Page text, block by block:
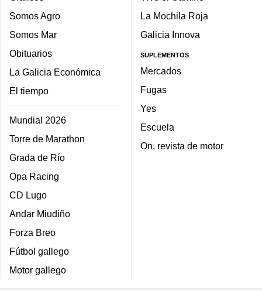
Somos Agro
Somos Mar
Obituarios
La Galicia Económica
El tiempo
Mundial 2026
Torre de Marathon
Grada de Río
Opa Racing
CD Lugo
Andar Miudiño
Forza Breo
Fútbol gallego
Motor gallego
La Mochila Roja
Galicia Innova
SUPLEMENTOS
Mercados
Fugas
Yes
Escuela
On, revista de motor